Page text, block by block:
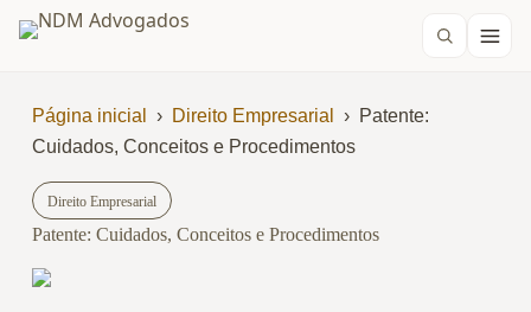
Página inicial › Direito Empresarial › Patente:
Cuidados, Conceitos e Procedimentos
Direito Empresarial
Patente: Cuidados, Conceitos e Procedimentos